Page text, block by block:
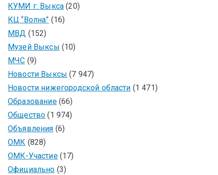
КУМИ г. Выкса (20)
КЦ “Волна” (16)
МВД (152)
Музей Выксы (10)
МЧС (9)
Новости Выксы (7 947)
Новости нижегородской области (1 471)
Образование(66)
Общество (1 974)
Объявления (6)
ОМК (828)
ОМК-Участие(17)
Официально (3)